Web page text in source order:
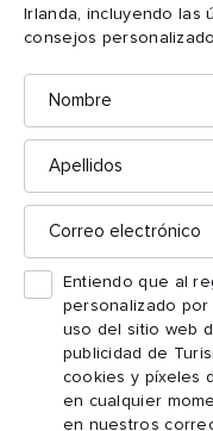
Irlanda, incluyendo las
consejos
Nombre
Apellidos
Correo
electrónico
Entiendo que al
personalizado
uso del sitio web
publicidad de
cookies y píxeles
en cualquier
en nuestros
Optional Caption
6. Descubre
Waterford cuenta con
la auténtica magia
Debe su nombre a la
zona hace más de 200
acantilados
arena. Declarada
2004, la Costa del
Hielo, puesto que se
erupciones volcánicas